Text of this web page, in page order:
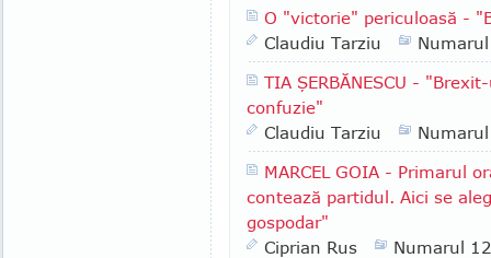
O "victorie" periculoasă -
Claudiu Tarziu
TIA ŞERBĂNESCU -
confuzie"
Claudiu Tarziu
MARCEL GOIA - Primarul
contează partidul. Aici se
gospodar"
Ciprian Rus
Numarul